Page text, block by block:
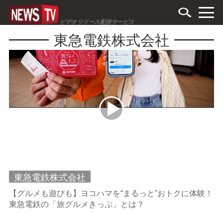
ビデオリリース配信サービス
東急電鉄株式会社
東急電鉄株式会社
【グルメも遊びも】ヨコハマを“まるっと”おトクに体験！
東急電鉄の「旅グルメきっぷ」とは？